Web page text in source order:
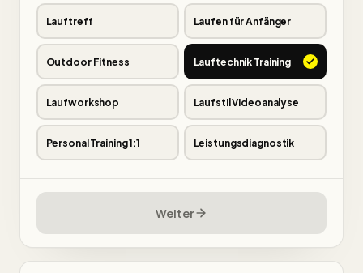
Lauftreff Laufen für Anfänger
Outdoor Fitness Lauftechnik Training
Laufworkshop Laufstil Videoanalyse
Personal Training 1:1 Leistungsdiagnostik
Weiter